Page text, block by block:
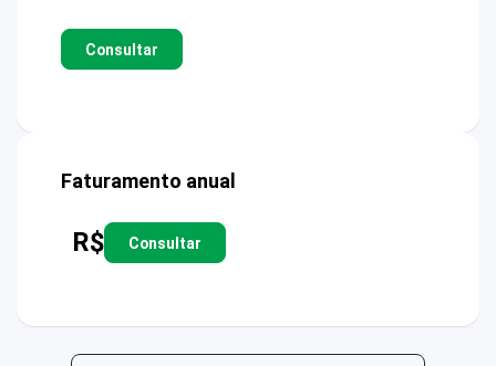
Consultar
Faturamento anual
R$ Consultar